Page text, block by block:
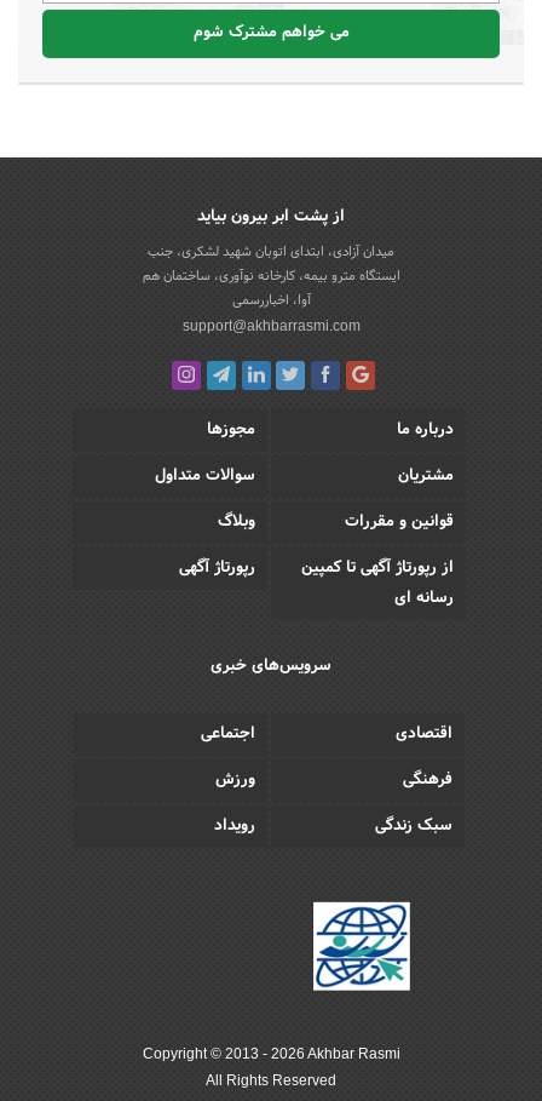
می خواهم مشترک شوم
از پشت ابر بیرون بیاید
میدان آزادی، ابتدای اتوبان شهید لشکری، جنب
ایستگاه مترو بیمه، کارخانه نوآوری، ساختمان هم
آوا، اخباررسمی
support@akhbarrasmi.com
درباره ما
مجوزها
مشتریان
سوالات متداول
قوانین و مقررات
وبلاگ
از رپورتاژ آگهی تا کمپین
رسانه ای
رپورتاژ آگهی
سرویس‌های خبری
اقتصادی
اجتماعی
فرهنگی
ورزش
سبک زندگی
رویداد
Copyright © 2013 - 2026 Akhbar Rasmi
All Rights Reserved